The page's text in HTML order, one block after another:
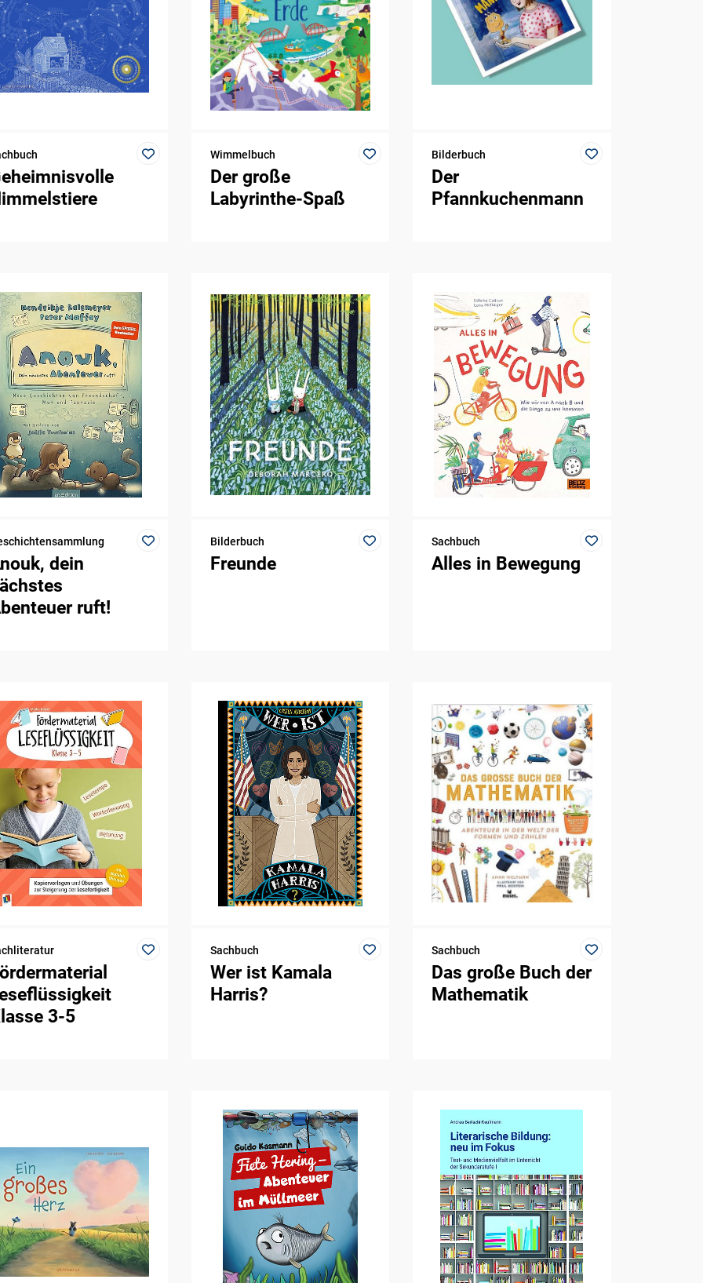
Wimmelbuch
Der große
Labyrinthe-Spaß
Bilderbuch
Der
Pfannkuchenmann
dein
ruft!
Bilderbuch
Freunde
Sachbuch
Alles in Bewegung
3-5
Sachbuch
Wer ist Kamala
Harris?
Sachbuch
Das große Buch der
Mathematik